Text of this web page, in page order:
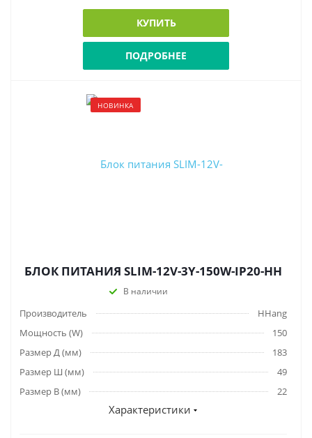
КУПИТЬ
ПОДРОБНЕЕ
НОВИНКА
БЛОК ПИТАНИЯ SLIM-12V-3Y-150W-IP20-HH
В наличии
Производитель
HHang
Мощность (W)
150
Размер Д (мм)
183
Размер Ш (мм)
49
Размер В (мм)
22
Характеристики